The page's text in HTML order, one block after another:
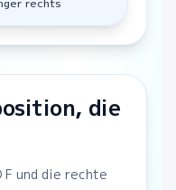
rechts
die
F und die rechte